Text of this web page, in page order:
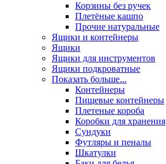
Корзины без ручек
Плетёные кашпо
Прочие натуральные
Ящики и контейнеры
Ящики
Ящики для инструментов
Ящики подкроватные
Показать больше...
Контейнеры
Пищевые контейнеры
Плетеные короба
Коробки для хранения
Сундуки
Футляры и пеналы
Шкатулки